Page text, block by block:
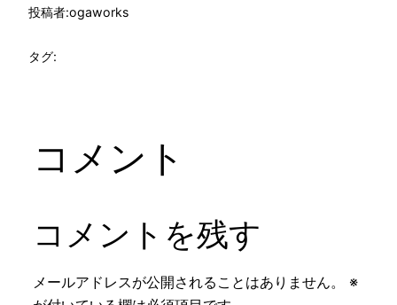
投稿者:ogaworks
タグ:
コメント
コメントを残す
メールアドレスが公開されることはありません。
※